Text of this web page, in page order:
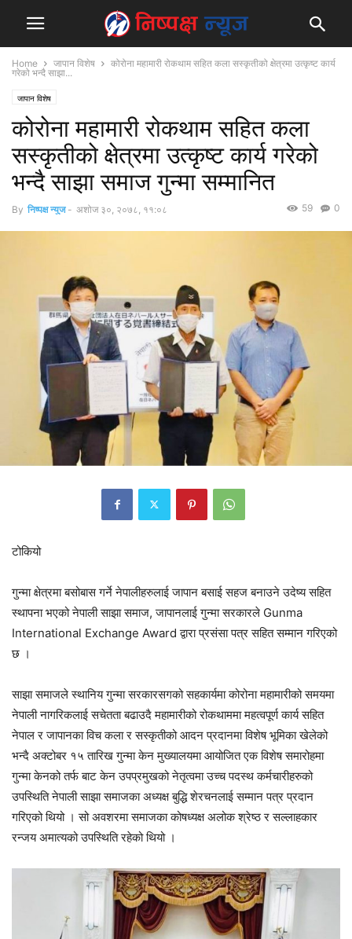
Home जापान विशेष
कोरोना महामारी रोकथाम सहित कला सस्कृतीको क्षेत्रमा उत्कृष्ट कार्य
गरेको भन्दै साझा...
जापान विशेष
कोरोना महामारी रोकथाम सहित कला
सस्कृतीको क्षेत्रमा उत्कृष्ट कार्य गरेको
भन्दै साझा समाज गुन्मा सम्मानित
By निष्पक्ष न्युज - अशोज ३०, २०७८, ११:०८ 0
59
टोकियो
गुन्मा क्षेत्रमा बसोबास गर्ने नेपालीहरुलाई जापान बसाई सहज बनाउने उदेष्य सहित
स्थापना भएको नेपाली साझा समाज, जापानलाई गुन्मा सरकारले Gunma
International Exchange Award द्वारा प्रसंसा पत्र सहित सम्मान गरिएको
छ ।
साझा समाजले स्थानिय गुन्मा सरकारसगको सहकार्यमा कोरोना महामारीको समयमा
नेपाली नागरिकलाई सचेतता बढाउदै महामारीको रोकथाममा महत्वपूर्ण कार्य सहित
नेपाल र जापानका विच कला र सस्कृतीको आदन प्रदानमा विशेष भूमिका खेलेको
भन्दै अक्टोबर १५ तारिख गुन्मा केन मुख्यालयमा आयोजित एक विशेष समारोहमा
गुन्मा केनको तर्फ बाट केन उपप्रमुखको नेतृत्वमा उच्च पदस्थ कर्मचारीहरुको
उपस्थिति नेपाली साझा समाजका अध्यक्ष बुद्धि शेरचनलाई सम्मान पत्र प्रदान
गरिएको थियो । सो अवशरमा समाजका कोषध्यक्ष अलोक श्रेष्ठ र सल्लाहकार
रन्जय अमात्यको उपस्थिति रहेको थियो ।